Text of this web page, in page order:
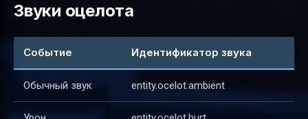
Звуки оцелота
Событие Идентификатор звука
Обычный звук entity.ocelot.ambient